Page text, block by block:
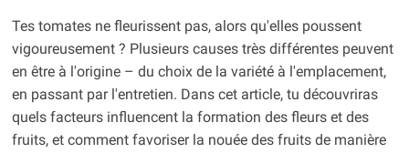
Tes tomates ne fleurissent pas, alors qu'elles poussent
vigoureusement ? Plusieurs causes très différentes peuvent
en être à l'origine – du choix de la variété à l'emplacement,
en passant par l'entretien. Dans cet article, tu découvriras
quels facteurs influencent la formation des fleurs et des
fruits, et comment favoriser la nouée des fruits de manière